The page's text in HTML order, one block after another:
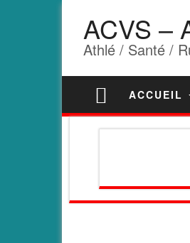
ACVS –
Athlé / Santé /
ACCUEIL